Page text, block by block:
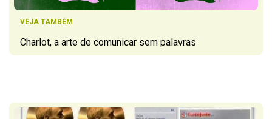
VEJA TAMBÉM
Charlot, a arte de comunicar sem palavras